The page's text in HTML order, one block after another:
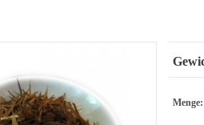
Menge: